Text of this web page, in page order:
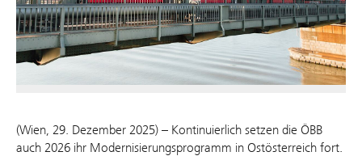
(Wien, 29. Dezember 2025) – Kontinuierlich setzen die ÖBB
auch 2026 ihr Modernisierungsprogramm in Ostösterreich fort.